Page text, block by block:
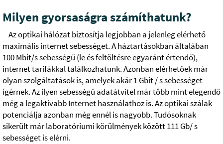
Milyen gyorsaságra számíthatunk?
Az optikai hálózat biztosítja legjobban a jelenleg elérhető
maximális internet sebességet. A háztartásokban általában
100 Mbit/s sebességű (le és feltöltésre egyaránt értendő),
internet tarifákkal találkozhatunk. Azonban elérhetőek már
olyan szolgáltatások is, amelyek akár 1 Gbit / s sebességet
ígérnek. Az ilyen sebességű adatátvitel már több mint elegendő
még a legaktívabb Internet használathoz is. Az optikai szálak
potenciálja azonban még ennél is nagyobb. Tudósoknak
sikerült már laboratóriumi körülmények között 111 Gb/ s
sebességet is elérni.